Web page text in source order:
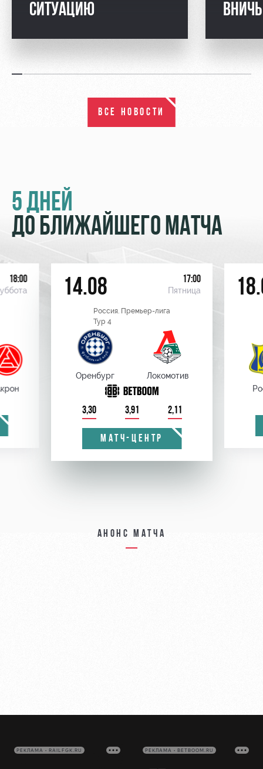
СИТУАЦИЮ
ВСЕ НОВОСТИ
5 ДНЕЙ
ДО БЛИЖАЙШЕГО МАТЧА
18:00 14.08 17:00
Пятница
Россия. Премьер-лига
Тур 4
Оренбург Локомотив
3,30 3,91 2,11
МАТЧ-ЦЕНТР
Анонс матча
РЕКЛАМА • RAILFGK.RU РЕКЛАМА • BETBOOM.RU